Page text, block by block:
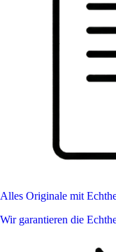
Alles Originale mit
Wir garantieren die